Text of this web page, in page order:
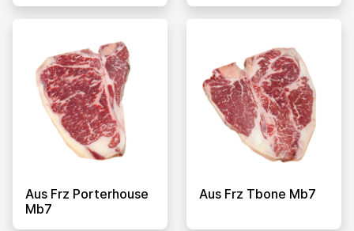
Aus Frz Porterhouse
Mb7
Aus Frz Tbone Mb7